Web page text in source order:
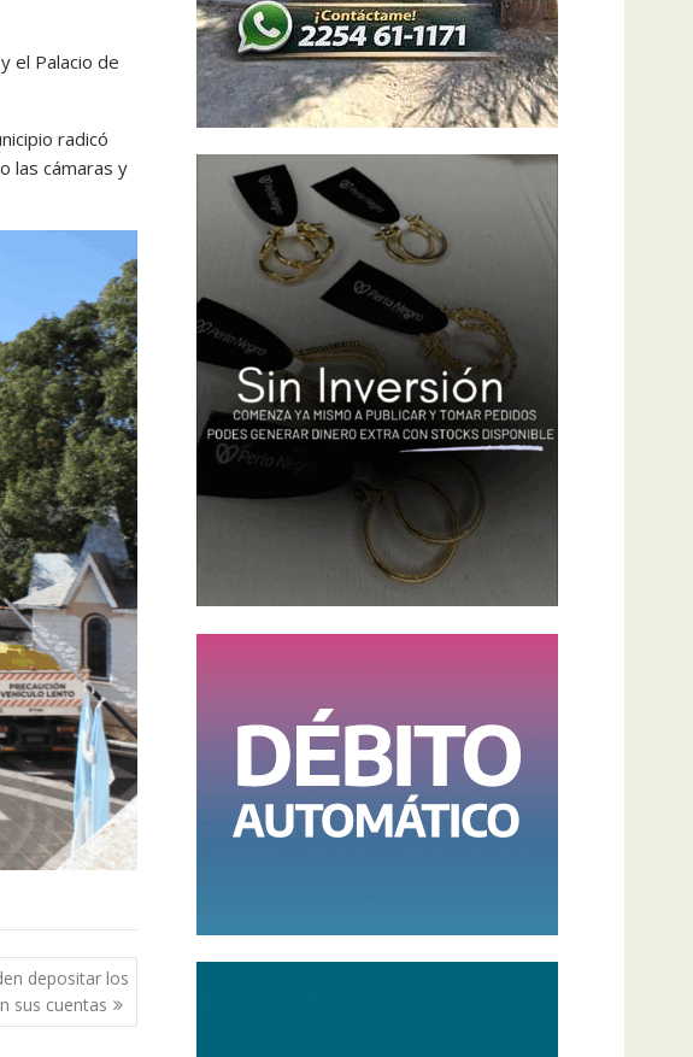
el Palacio de
radicó
las cámaras y
depositar los
sus cuentas